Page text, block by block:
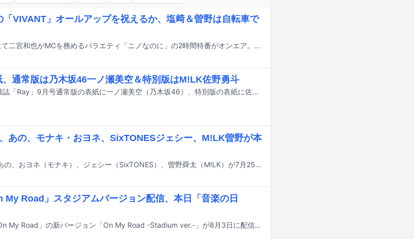
VIVANT」オールアップを祝えるか、塩﨑＆曽野は自転車で
本日7月19日、TBS系にて二宮和也がMCを務めるバラエティ「ニノなのに」の2時間特番がオンエア。M!LK、稲葉通陽（B&ZAI）らが出演する。
、通常版は乃木坂46一ノ瀬美空＆特別版はM!LK佐野勇斗
7月23日に発売される雑誌「Ray」9月号通常版の表紙に一ノ瀬美空（乃木坂46）、特別版の表紙に佐野勇斗（M!LK）が登場する。
あの、モナキ・おヨネ、SixTONESジェシー、M!LK曽野が本
アイナ・ジ・エンド、あの、おヨネ（モナキ）、ジェシー（SixTONES）、曽野舜太（M!LK）が7月25日にTBS系で放送される番組「トーキング千鳥！」に出演する。
Road」スタジアムバージョン配信、本日「音楽の日
Travis Japanの楽曲「On My Road」の新バージョン「On My Road -Stadium ver.-」が8月3日に配信リリースされることが決定。本日7月18日放送のTBS系「音楽の日2026」で初披露される。